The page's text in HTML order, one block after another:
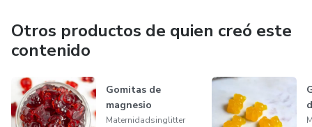
Otros productos de quien creó este
contenido
Gomitas de
magnesio
Maternidadsinglitter